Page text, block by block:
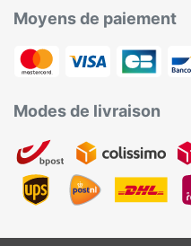
Moyens de paiement
Modes de livraison